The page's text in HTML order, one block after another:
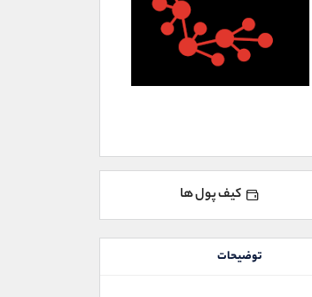
کیف پول ها
توضیحات